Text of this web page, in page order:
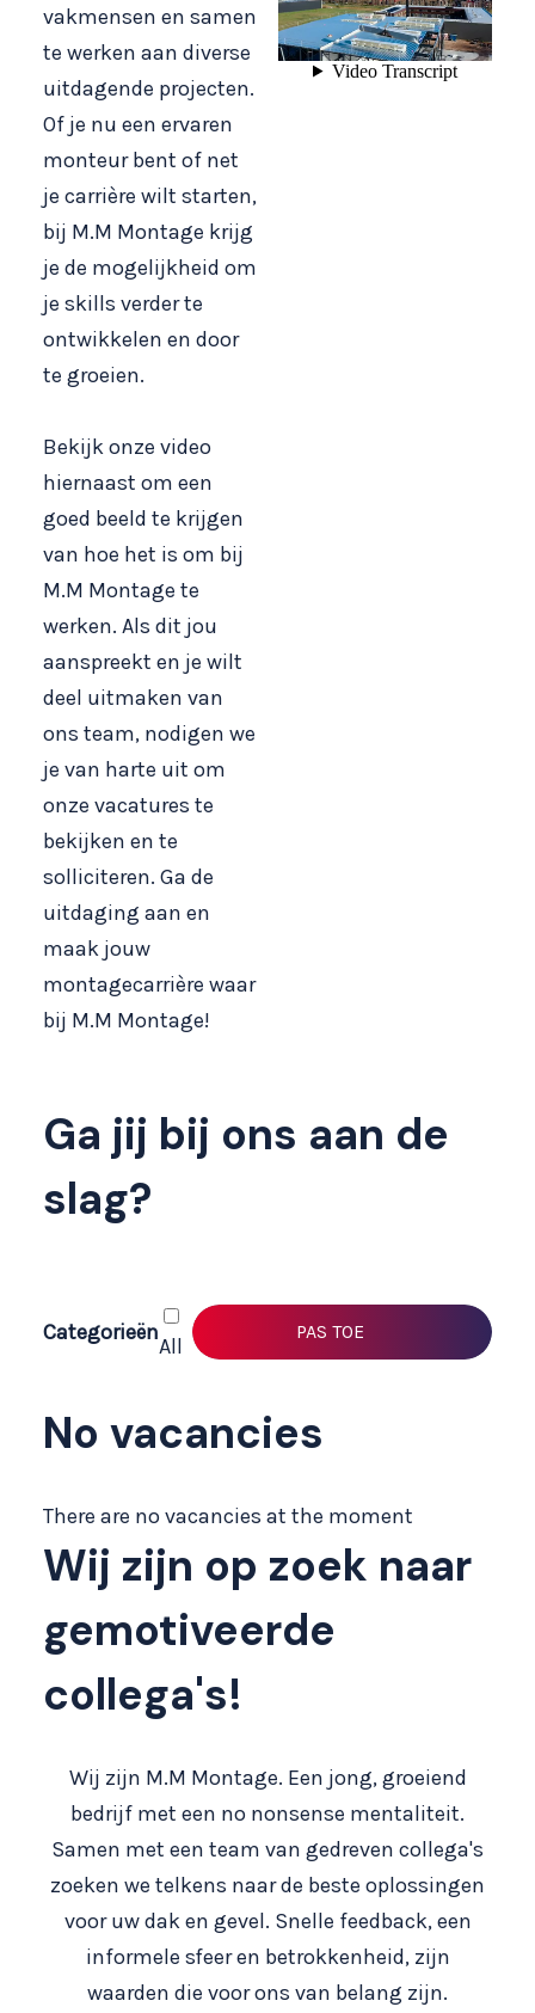
vakmensen en samen
te werken aan diverse
uitdagende projecten.
Of je nu een ervaren
monteur bent of net
je carrière wilt starten,
bij M.M Montage krijg
je de mogelijkheid om
je skills verder te
ontwikkelen en door
te groeien.
Bekijk onze video
hiernaast om een
goed beeld te krijgen
van hoe het is om bij
M.M Montage te
werken. Als dit jou
aanspreekt en je wilt
deel uitmaken van
ons team, nodigen we
je van harte uit om
onze vacatures te
bekijken en te
solliciteren. Ga de
uitdaging aan en
maak jouw
montagecarrière waar
bij M.M Montage!
Ga jij bij ons aan de
slag?
Categorieën
All
No vacancies
There are no vacancies at the moment
Wij zijn op zoek naar
gemotiveerde
collega's!
Wij zijn M.M Montage. Een jong, groeiend
bedrijf met een no nonsense mentaliteit.
Samen met een team van gedreven collega's
zoeken we telkens naar de beste oplossingen
voor uw dak en gevel. Snelle feedback, een
informele sfeer en betrokkenheid, zijn
waarden die voor ons van belang zijn.